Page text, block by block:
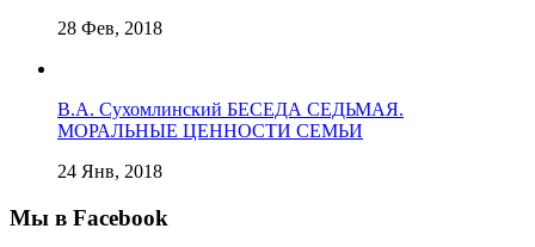
28 Фев, 2018
В.А. Сухомлинский БЕСЕДА СЕДЬМАЯ.
МОРАЛЬНЫЕ ЦЕННОСТИ СЕМЬИ
24 Янв, 2018
Мы в Facebook